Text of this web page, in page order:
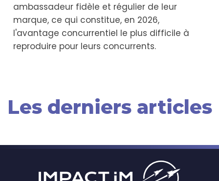
ambassadeur fidèle et régulier de leur
marque, ce qui constitue, en 2026,
l'avantage concurrentiel le plus difficile à
reproduire pour leurs concurrents.
Les derniers articles